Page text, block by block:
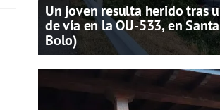
Un joven resulta herido tras
de vía en la OU-533, en
Bolo)